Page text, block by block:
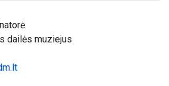
dailės muziejus